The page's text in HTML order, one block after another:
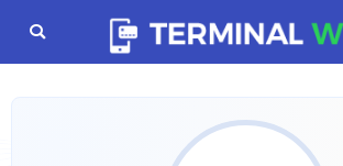
Toggle
navigation